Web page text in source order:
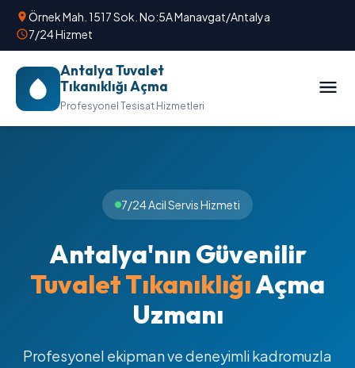
Örnek Mah. 1517 Sok. No:5A Manavgat/Antalya
7/24 Hizmet
Antalya Tuvalet
Tıkanıklığı Açma
Profesyonel Tesisat Hizmetleri
7/24 Acil Servis Hizmeti
Antalya'nın Güvenilir
Tuvalet TıkanıklığıAçma
Uzmanı
Profesyonel ekipman ve deneyimli kadromuzla